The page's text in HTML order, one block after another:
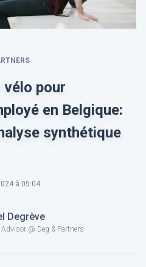
vélo pour
en Belgique:
synthétique
à 05:04
Degrève
Advisor @ Deg & Partners